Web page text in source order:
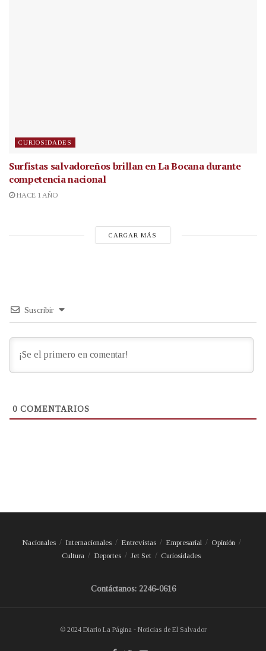
CURIOSIDADES
Surfistas salvadoreños brillan en La Bocana durante
competencia nacional
HACE 1 AÑO
CARGAR MÁS
Suscribir
0 COMENTARIOS
Nacionales Internacionales Entrevistas Empresarial
Opinión
Cultura
Deportes Jet Set Curiosidades
Contáctanos: 2246-0616
© 2024 Diario La Página - Noticias de El Salvador